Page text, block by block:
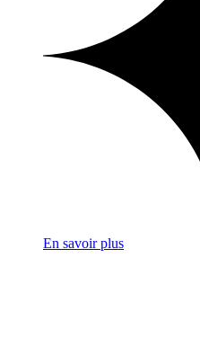
En savoir plus